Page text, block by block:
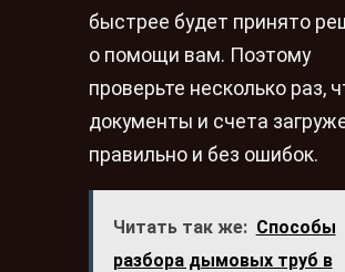
быстрее будет принято
о помощи вам. Поэтому
проверьте несколько раз,
документы и счета
правильно и без ошибок.
Читать так же: Способы
разбора дымовых труб в